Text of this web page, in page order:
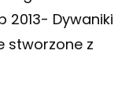
2013- Dywaniki
stworzone z